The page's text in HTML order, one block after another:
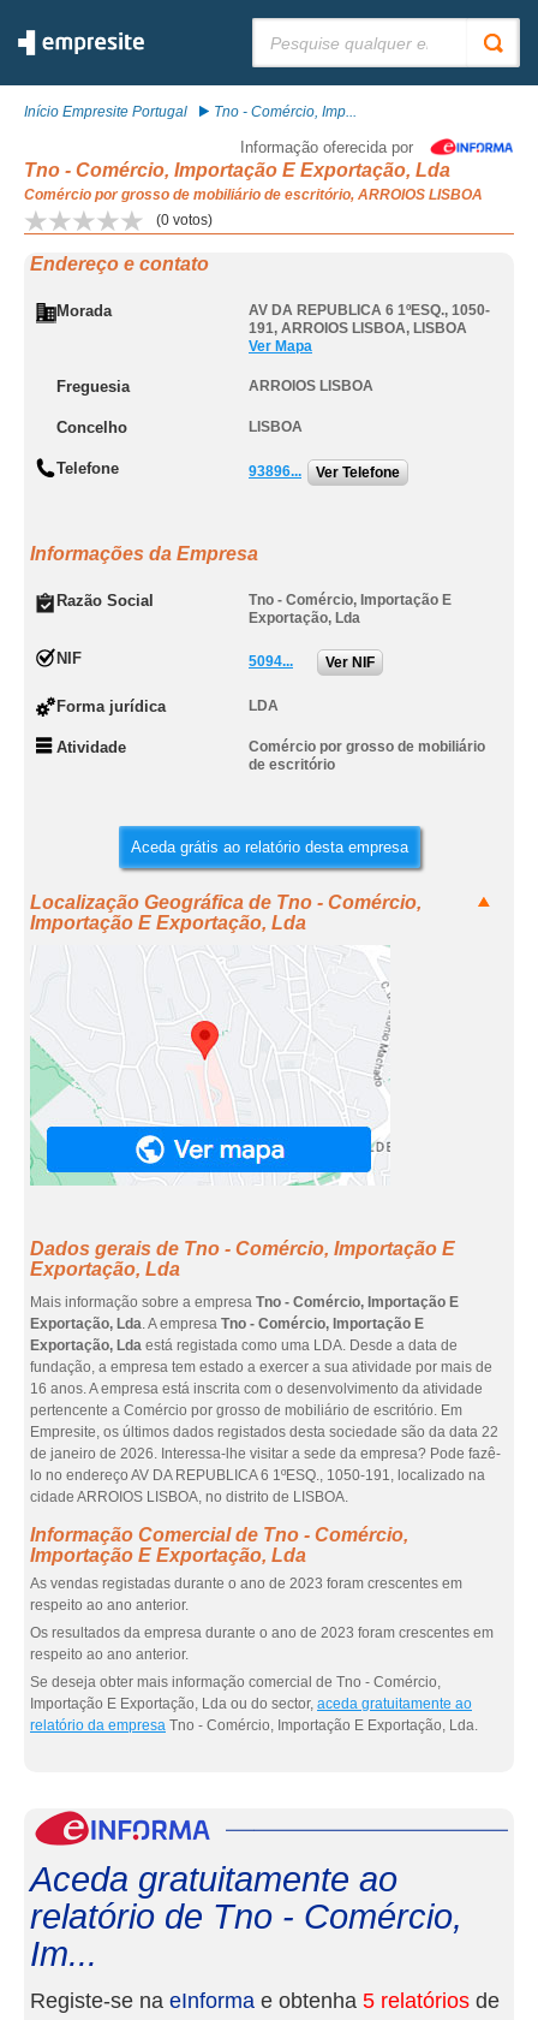
Início Empresite Portugal Tno - Comércio, Imp...
Informação oferecida por
Tno - Comércio, Importação E Exportação, Lda
Comércio por grosso de mobiliário de escritório, ARROIOS LISBOA
(0 votos)
Endereço e contato
Morada
AV DA REPUBLICA 6 1ºESQ., 1050-
191, ARROIOS LISBOA, LISBOA
Ver Mapa
Freguesia ARROIOS LISBOA
Concelho LISBOA
Telefone 93896... Ver Telefone
Informações da Empresa
Razão Social
Tno - Comércio, Importação E
Exportação, Lda
NIF 5094... Ver NIF
Forma jurídica LDA
Atividade
Comércio por grosso de mobiliário
de escritório
Aceda grátis ao relatório desta empresa
Localização Geográfica de Tno - Comércio,
Importação E Exportação, Lda
Dados gerais de Tno - Comércio, Importação E
Exportação, Lda
Mais informação sobre a empresa Tno - Comércio, Importação E
Exportação, Lda. A empresa Tno - Comércio, Importação E
Exportação, Lda está registada como uma LDA. Desde a data de
fundação, a empresa tem estado a exercer a sua atividade por mais de
16 anos. A empresa está inscrita com o desenvolvimento da atividade
pertencente a Comércio por grosso de mobiliário de escritório. Em
Empresite, os últimos dados registados desta sociedade são da data 22
de janeiro de 2026. Interessa-lhe visitar a sede da empresa? Pode fazê-
lo no endereço AV DA REPUBLICA 6 1ºESQ., 1050-191, localizado na
cidade ARROIOS LISBOA, no distrito de LISBOA.
Informação Comercial de Tno - Comércio,
Importação E Exportação, Lda
As vendas registadas durante o ano de 2023 foram crescentes em
respeito ao ano anterior.
Os resultados da empresa durante o ano de 2023 foram crescentes em
respeito ao ano anterior.
Se deseja obter mais informação comercial de Tno - Comércio,
Importação E Exportação, Lda ou do sector, aceda gratuitamente ao
relatório da empresa Tno - Comércio, Importação E Exportação, Lda.
Aceda gratuitamente ao
relatório de Tno - Comércio,
Im...
Registe-se na eInforma e obtenha 5 relatórios de